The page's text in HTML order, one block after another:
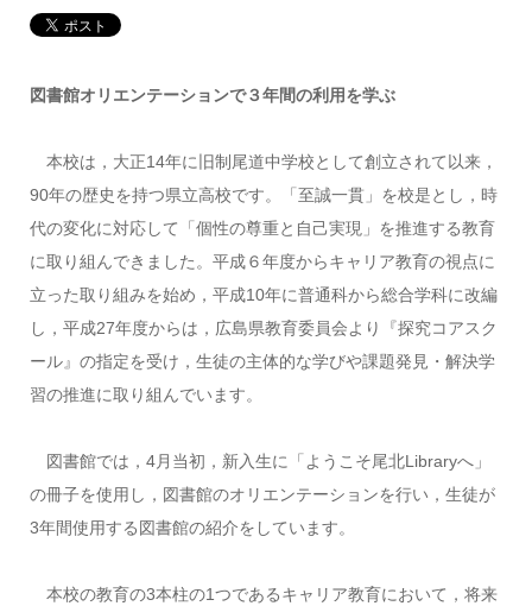
図書館オリエンテーションで３年間の利用を学ぶ
本校は，大正14年に旧制尾道中学校として創立されて以来，
90年の歴史を持つ県立高校です。「至誠一貫」を校是とし，時
代の変化に対応して「個性の尊重と自己実現」を推進する教育
に取り組んできました。平成６年度からキャリア教育の視点に
立った取り組みを始め，平成10年に普通科から総合学科に改編
し，平成27年度からは，広島県教育委員会より『探究コアスク
ール』の指定を受け，生徒の主体的な学びや課題発見・解決学
習の推進に取り組んでいます。
図書館では，4月当初，新入生に「ようこそ尾北Libraryへ」
の冊子を使用し，図書館のオリエンテーションを行い，生徒が
3年間使用する図書館の紹介をしています。
本校の教育の3本柱の1つであるキャリア教育において，将来